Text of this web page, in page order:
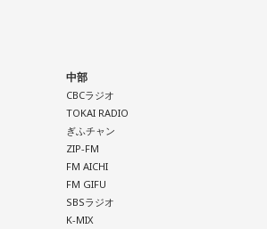
中部
CBCラジオ
TOKAI RADIO
ぎふチャン
ZIP-FM
FM AICHI
FM GIFU
SBSラジオ
K-MIX